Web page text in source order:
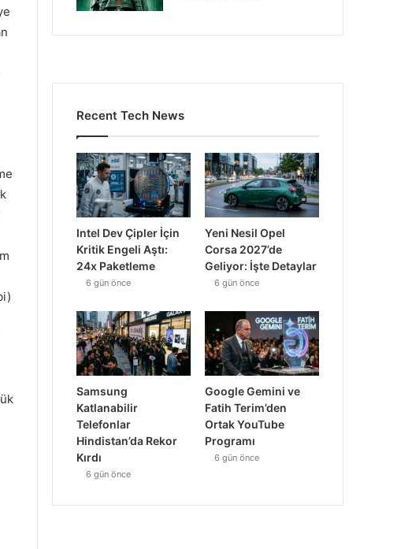
Recent Tech News
Intel Dev Çipler İçin
Kritik Engeli Aştı:
24x Paketleme
6 gün önce
Yeni Nesil Opel
Corsa 2027’de
Geliyor: İşte Detaylar
6 gün önce
Samsung
Katlanabilir
Telefonlar
Hindistan’da Rekor
Kırdı
6 gün önce
Google Gemini ve
Fatih Terim’den
Ortak YouTube
Programı
6 gün önce